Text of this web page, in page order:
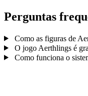
Perguntas
Como as figuras de
O jogo Aerthlings é
Como funciona o